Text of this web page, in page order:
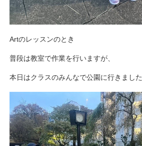
Artのレッスンのとき
普段は教室で作業を行いますが、
本日はクラスのみんなで公園に行きました